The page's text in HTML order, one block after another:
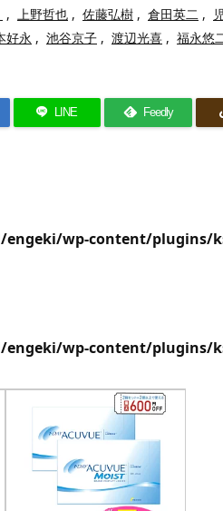
, 上野哲也 , 佐藤弘樹 , 倉田英二 ,
好永 , 池谷京子 , 渡辺光喜 , 福永悠
LINE Feedly
wp-content/plugins/
wp-content/plugins/